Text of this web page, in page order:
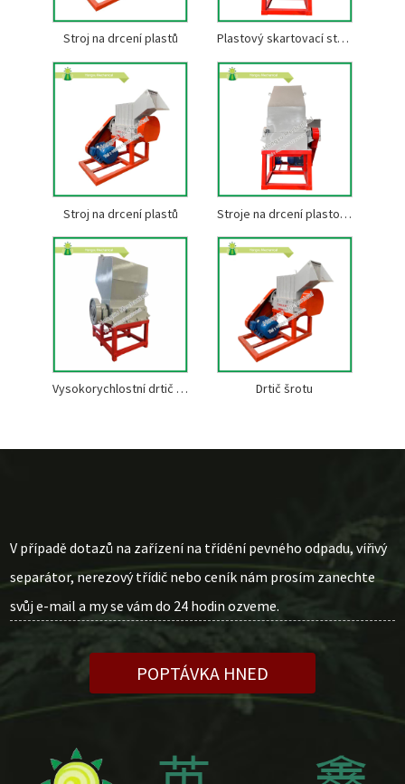
Stroj na drcení plastů Plastový skartovací stroj pro recyklaci
Stroj na drcení plastů Stroje na drcení plastových fólií
Vysokorychlostní drtič plastů Drtič šrotu
V případě dotazů na zařízení na třídění pevného odpadu, vířivý
separátor, nerezový třídič nebo ceník nám prosím zanechte
svůj e-mail a my se vám do 24 hodin ozveme.
POPTÁVKA HNED